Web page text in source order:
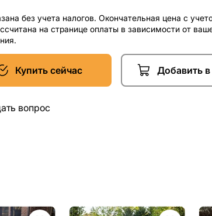
без учета налогов. Окончательная цена с
на странице оплаты в зависимости от
Купить сейчас Добавить
вопрос